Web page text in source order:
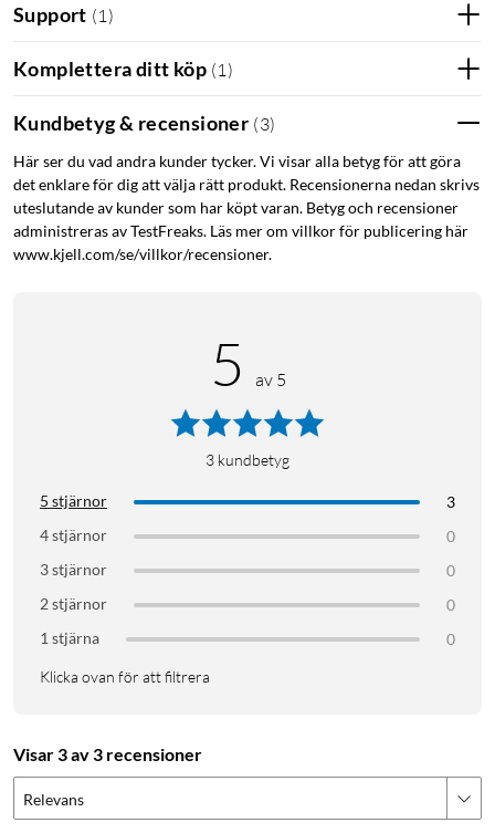
Support (1 )
Komplettera ditt köp (1 )
Kundbetyg & recensioner (3)
Här ser du vad andra kunder tycker. Vi visar alla betyg för att göra
det enklare för dig att välja rätt produkt. Recensionerna nedan skrivs
uteslutande av kunder som har köpt varan. Betyg och recensioner
administreras av TestFreaks. Läs mer om villkor för publicering här
www.kjell.com/se/villkor/recensioner.
5 av 5
3 kundbetyg
5 stjärnor
3
4 stjärnor
0
3 stjärnor
0
2 stjärnor
0
1 stjärna
0
Klicka ovan för att filtrera
Visar 3 av 3 recensioner
Relevans